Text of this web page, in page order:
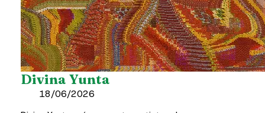
Divina Yunta
18/06/2026